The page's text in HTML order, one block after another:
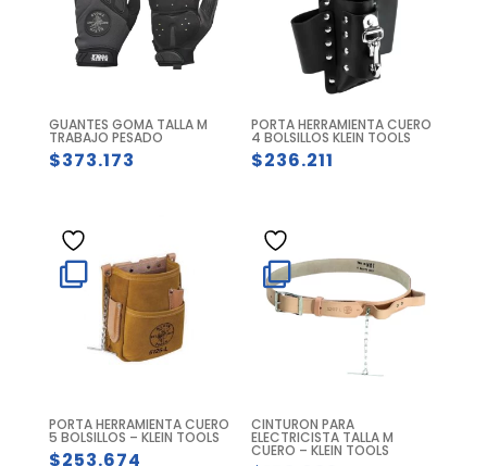
GUANTES GOMA TALLA M
TRABAJO PESADO
$373.173
PORTA HERRAMIENTA CUERO
4 BOLSILLOS KLEIN TOOLS
$236.211
PORTA HERRAMIENTA CUERO
5 BOLSILLOS – KLEIN TOOLS
$253.674
CINTURON PARA
ELECTRICISTA TALLA M
CUERO – KLEIN TOOLS